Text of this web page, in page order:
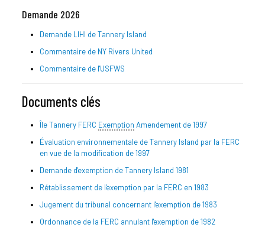
Demande 2026
Demande LIHI de Tannery Island
Commentaire de NY Rivers United
Commentaire de l'USFWS
Documents clés
Île Tannery FERC Exemption Amendement de 1997
Évaluation environnementale de Tannery Island par la FERC
en vue de la modification de 1997
Demande d'exemption de Tannery Island 1981
Rétablissement de l'exemption par la FERC en 1983
Jugement du tribunal concernant l'exemption de 1983
Ordonnance de la FERC annulant l'exemption de 1982